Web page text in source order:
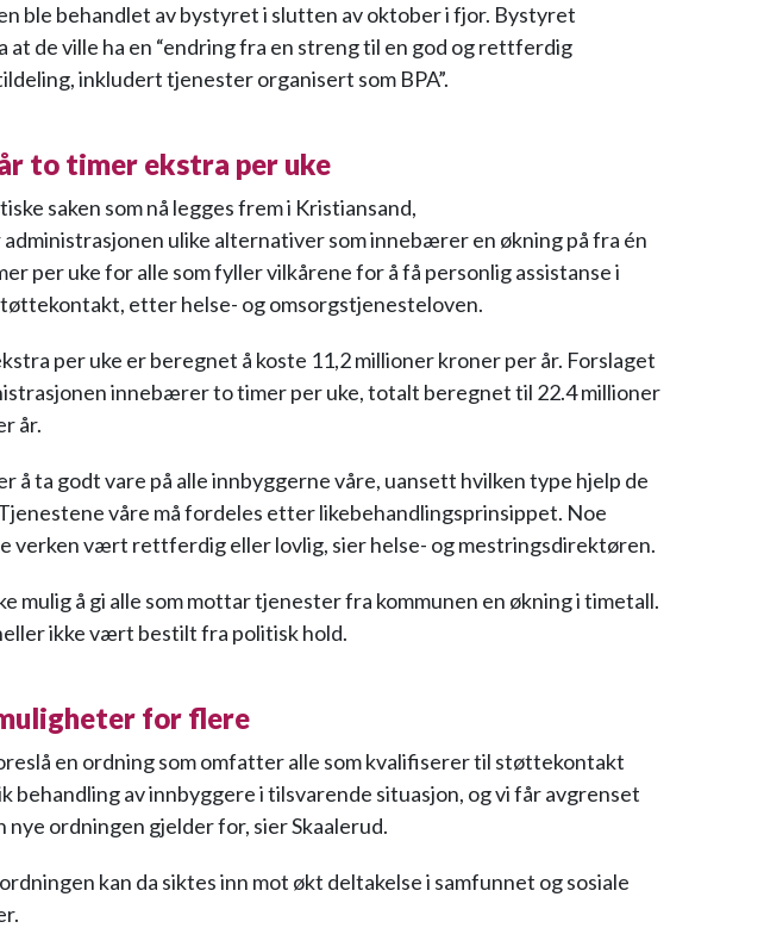
ble behandlet av bystyret i slutten av oktober i fjor. Bystyret
at de ville ha en “endring fra en streng til en god og rettferdig
inkludert tjenester organisert som BPA”.
to timer ekstra per uke
saken som nå legges frem i Kristiansand,
administrasjonen ulike alternativer som innebærer en økning på fra én
per uke for alle som fyller vilkårene for å få personlig assistanse i
etter helse- og omsorgstjenesteloven.
per uke er beregnet å koste 11,2 millioner kroner per år. Forslaget
innebærer to timer per uke, totalt beregnet til 22.4 millioner
år.
å ta godt vare på alle innbyggerne våre, uansett hvilken type hjelp de
våre må fordeles etter likebehandlingsprinsippet. Noe
verken vært rettferdig eller lovlig, sier helse- og mestringsdirektøren.
mulig å gi alle som mottar tjenester fra kommunen en økning i timetall.
ikke vært bestilt fra politisk hold.
for flere
en ordning som omfatter alle som kvalifiserer til støttekontakt
behandling av innbyggere i tilsvarende situasjon, og vi får avgrenset
nye ordningen gjelder for, sier Skaalerud.
kan da siktes inn mot økt deltakelse i samfunnet og sosiale